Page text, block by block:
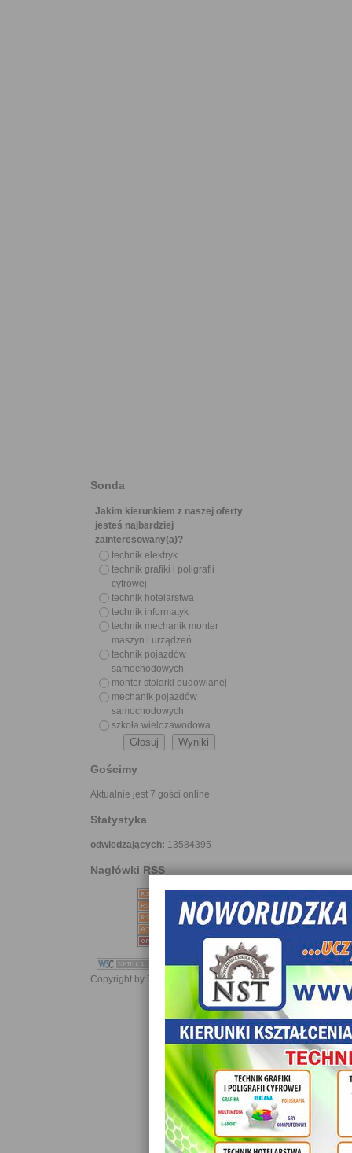
Sonda
Jakim kierunkiem z naszej oferty
jesteś najbardziej
zainteresowany(a)?
technik elektryk
technik grafiki i poligrafii
cyfrowej
technik hotelarstwa
technik informatyk
technik mechanik monter
maszyn i urządzeń
technik pojazdów
samochodowych
monter stolarki budowlanej
mechanik pojazdów
samochodowych
szkoła wielozawodowa
Gościmy
Aktualnie jest 7 gości online
Statystyka
odwiedzających: 13584395
Nagłówki RSS
Copyright by Daniel JabĹoĹski 2006-2021. All rights